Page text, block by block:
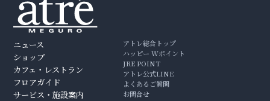
ニュース
ショップ
カフェ・レストラン
フロアガイド
サービス・施設案内
アトレ総合トップ
ハッピー Wポイント
JRE POINT
アトレ公式LINE
よくあるご質問
お問合せ